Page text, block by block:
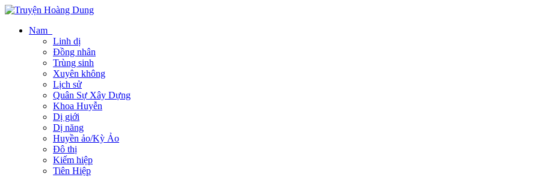
Nam
Linh dị
Đồng nhân
Trùng sinh
Xuyên không
Lịch sử
Quân Sự Xây Dựng
Khoa Huyễn
Dị giới
Dị năng
Huyền ảo/Kỳ Ảo
Đô thị
Kiếm hiệp
Tiên Hiệp